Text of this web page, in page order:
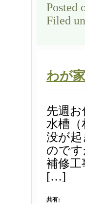
Posted
Filed
わが
先週
水槽
没が
ので
補修
[…]
共有: